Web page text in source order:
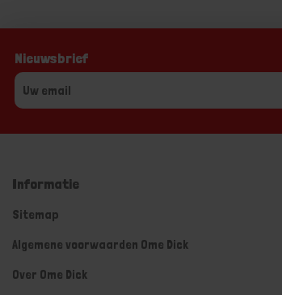
Nieuwsbrief
Informatie
Sitemap
Algemene voorwaarden Ome Dick
Over Ome Dick